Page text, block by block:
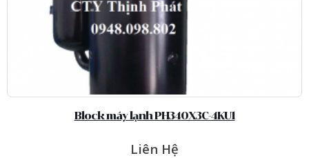
Block máy lạnh PH340X3C-4KU1
Liên Hệ